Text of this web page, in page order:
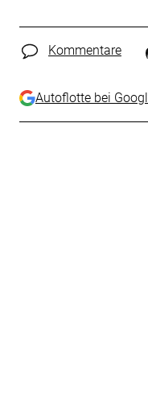
Kommentare
Autoflotte bei